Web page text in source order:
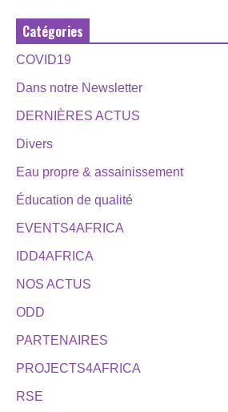
Catégories
COVID19
Dans notre Newsletter
DERNIÈRES ACTUS
Divers
Eau propre & assainissement
Éducation de qualité
EVENTS4AFRICA
IDD4AFRICA
NOS ACTUS
ODD
PARTENAIRES
PROJECTS4AFRICA
RSE